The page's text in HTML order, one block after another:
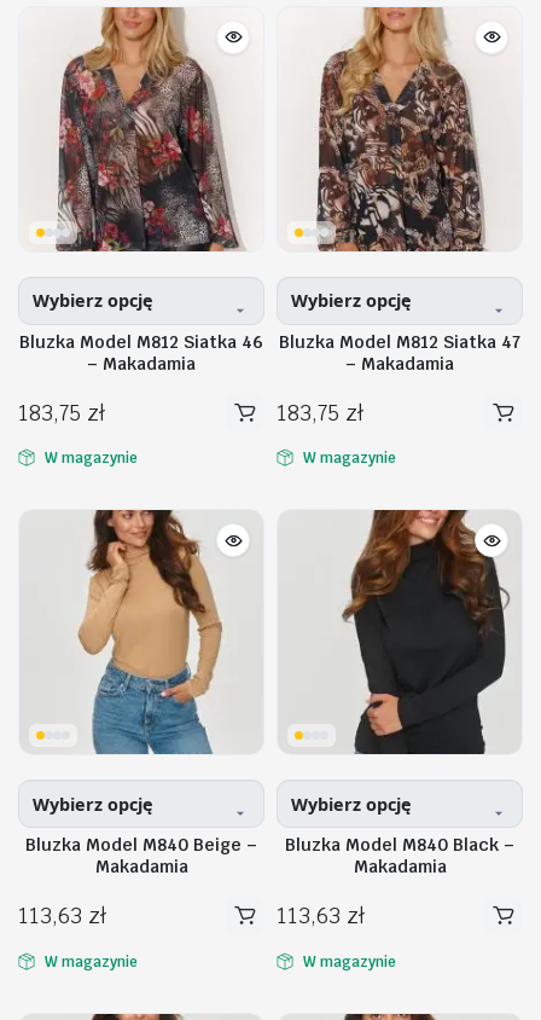
wariantów.
Opcje
można
wybrać
stronie
produktu
wariantów.
Opcje
można
wybrać
stronie
produktu
Wybierz opcję
Bluzka Model M812 Siatka 46
– Makadamia
183,75 zł
Ten
produkt
wariantów.
wybrać
produktu
W magazynie
Wybierz opcję
Bluzka Model M812 Siatka 47
– Makadamia
183,75 zł
Ten
produkt
wariantów.
W magazynie
Wybierz opcję
Bluzka Model M840 Beige –
Makadamia
113,63 zł
Ten
produkt
W magazynie
Wybierz opcję
Bluzka Model M840 Black –
Makadamia
113,63 zł
Ten
produkt
W magazynie